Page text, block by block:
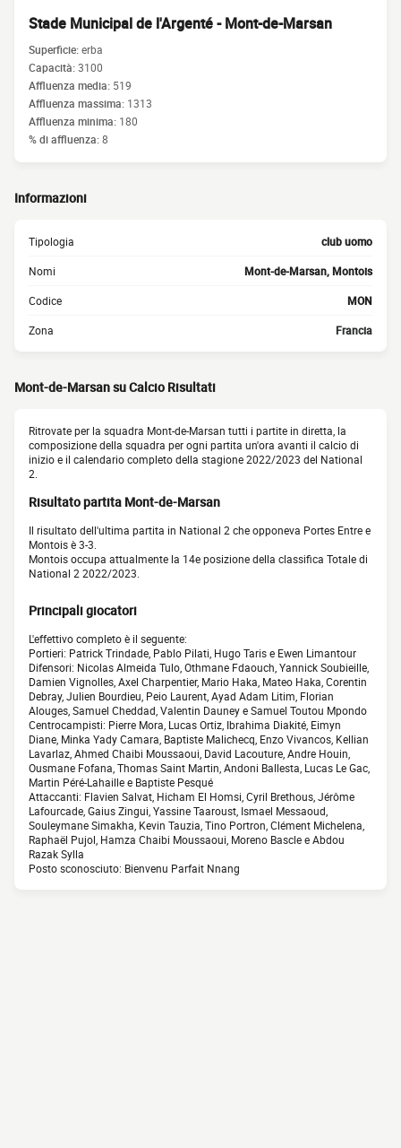
Stade Municipal de l'Argenté - Mont-de-Marsan
Superficie:erba
Capacità:3100
Affluenza media: 519
Affluenza massima: 1313
Affluenza minima: 180
% di affluenza:8
Informazioni
Tipologia club uomo
Nomi Mont-de-Marsan, Montois
Codice MON
Zona Francia
Mont-de-Marsan su Calcio Risultati
Ritrovate per la squadra Mont-de-Marsan tutti i partite in diretta, la
composizione della squadra per ogni partita un'ora avanti il calcio di
inizio e il calendario completo della stagione 2022/2023 del National
2.
Risultato partita Mont-de-Marsan
Il risultato dell'ultima partita in National 2 che opponeva Portes Entre e
Montois è 3-3.
Montois occupa attualmente la 14e posizione della classifica Totale di
National 2 2022/2023.
Principali giocatori
L'effettivo completo è il seguente:
Portieri: Patrick Trindade, Pablo Pilati, Hugo Taris e Ewen Limantour
Difensori: Nicolas Almeida Tulo, Othmane Fdaouch, Yannick Soubieille,
Damien Vignolles, Axel Charpentier, Mario Haka, Mateo Haka, Corentin
Debray, Julien Bourdieu, Peio Laurent, Ayad Adam Litim, Florian
Alouges, Samuel Cheddad, Valentin Dauney e Samuel Toutou Mpondo
Centrocampisti: Pierre Mora, Lucas Ortiz, Ibrahima Diakité, Eimyn
Diane, Minka Yady Camara, Baptiste Malichecq, Enzo Vivancos, Kellian
Lavarlaz, Ahmed Chaibi Moussaoui, David Lacouture, Andre Houin,
Ousmane Fofana, Thomas Saint Martin, Andoni Ballesta, Lucas Le Gac,
Martin Péré-Lahaille e Baptiste Pesqué
Attaccanti: Flavien Salvat, Hicham El Homsi, Cyril Brethous, Jérôme
Lafourcade, Gaius Zingui, Yassine Taaroust, Ismael Messaoud,
Souleymane Simakha, Kevin Tauzia, Tino Portron, Clément Michelena,
Raphaël Pujol, Hamza Chaibi Moussaoui, Moreno Bascle e Abdou
Razak Sylla
Posto sconosciuto: Bienvenu Parfait Nnang